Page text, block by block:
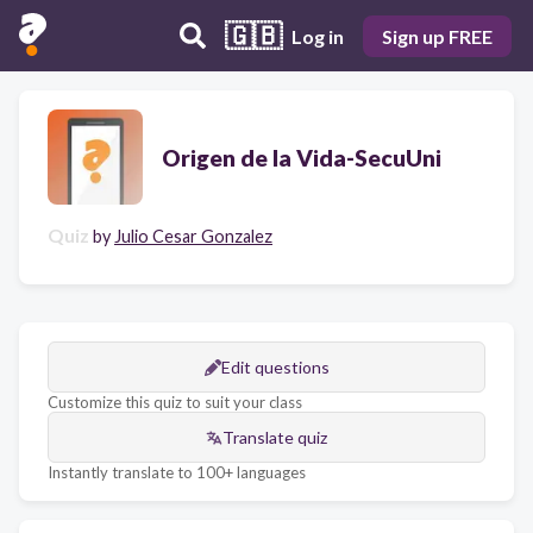
🇬🇧 Log in Sign up FREE
Origen de la Vida-SecuUni
Quiz by Julio Cesar Gonzalez
Edit questions
Customize this quiz to suit your class
Translate quiz
Instantly translate to 100+ languages